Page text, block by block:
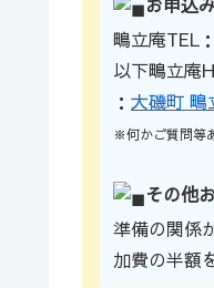
鴫立庵TEL：
以下鴫立庵
： 大磯町 鴫
※何かご質問等
その他
準備の関係
加費の半額